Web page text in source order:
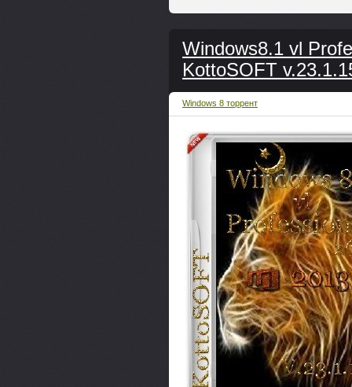
Windows8.1 vl
KottoSOFT
Windows 8 торрент